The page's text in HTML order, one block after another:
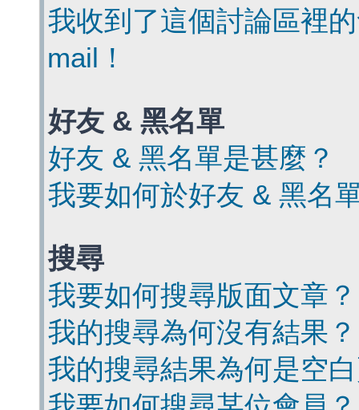
我收到了這個討論區裡
mail！
好友 & 黑名單
好友 & 黑名單是甚麼？
我要如何於好友 & 黑名
搜尋
我要如何搜尋版面文章？
我的搜尋為何沒有結果？
我的搜尋結果為何是空